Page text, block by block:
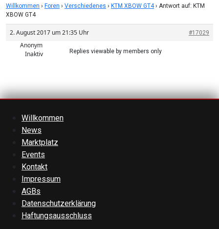
Willkommen › Foren › Verschiedenes › KTM XBOW GT4 › Antwort auf: KTM
XBOW GT4
2. August 2017 um 21:35 Uhr #17029
Anonym
Inaktiv
Replies viewable by members only
Willkommen
News
Marktplatz
Events
Kontakt
Impressum
AGBs
Datenschutzerklärung
Haftungsausschluss